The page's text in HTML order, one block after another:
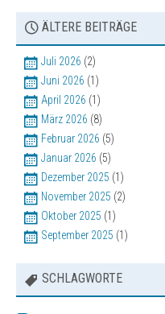
ÄLTERE BEITRÄGE
Juli 2026 (2)
Juni 2026 (1)
April 2026 (1)
März 2026 (8)
Februar 2026 (5)
Januar 2026 (5)
Dezember 2025 (1)
November 2025 (2)
Oktober 2025 (1)
September 2025 (1)
SCHLAGWORTE